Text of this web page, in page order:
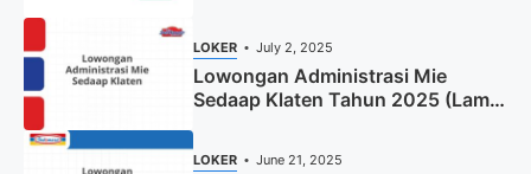
LOKER July 2, 2025
Lowongan Administrasi Mie
Sedaap Klaten Tahun 2025 (Lamar
LOKER June 21, 2025